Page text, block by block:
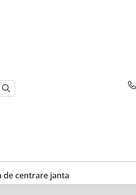
de centrare janta